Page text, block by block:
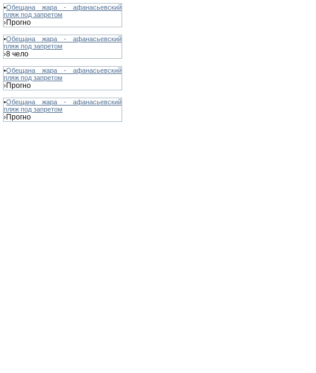
•Обещана жара - афанасьевский
пляж под запретом
›Прогно
•Обещана жара - афанасьевский
пляж под запретом
›8 чело
•Обещана жара - афанасьевский
пляж под запретом
›Прогно
•Обещана жара - афанасьевский
пляж под запретом
›Прогно